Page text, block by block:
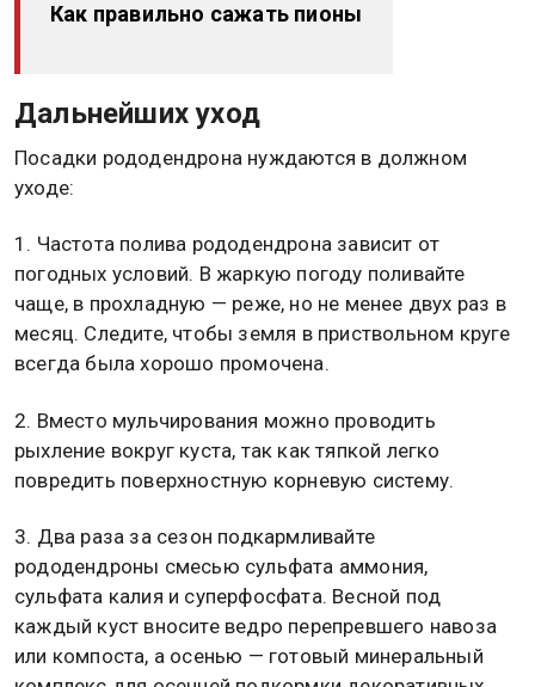
Как правильно сажать пионы
Дальнейших уход
Посадки рододендрона нуждаются в должном
уходе:
1. Частота полива рододендрона зависит от
погодных условий. В жаркую погоду поливайте
чаще, в прохладную — реже, но не менее двух раз в
месяц. Следите, чтобы земля в приствольном круге
всегда была хорошо промочена.
2. Вместо мульчирования можно проводить
рыхление вокруг куста, так как тяпкой легко
повредить поверхностную корневую систему.
3. Два раза за сезон подкармливайте
рододендроны смесью сульфата аммония,
сульфата калия и суперфосфата. Весной под
каждый куст вносите ведро перепревшего навоза
или компоста, а осенью — готовый минеральный